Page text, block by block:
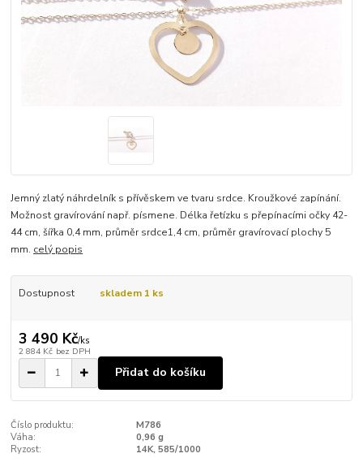
Jemný zlatý náhrdelník s přívěskem ve tvaru srdce. Kroužkové zapínání.
Možnost gravírování např. písmene. Délka řetízku s přepínacími očky 42-
44 cm, šířka 0,4 mm, průměr srdce1,4 cm, průměr gravírovací plochy 5
mm. celý popis
Dostupnost skladem 1 ks
3 490 Kč/ks
2 884 Kč bez DPH
Přidat do košíku
Číslo produktu:
M786
Váha:
0,96 g
Ryzost:
14K, 585/1000